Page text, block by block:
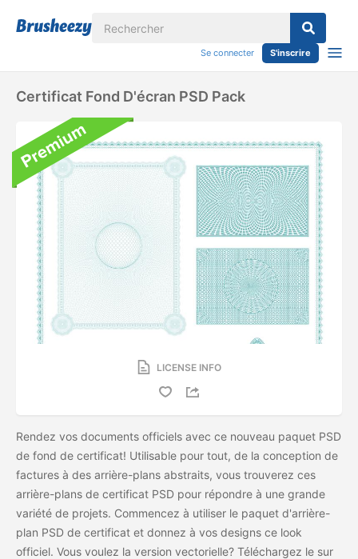
Se connecter S'inscrire
Certificat Fond D'écran PSD Pack
LICENSE INFO
Rendez vos documents officiels avec ce nouveau paquet PSD
de fond de certificat! Utilisable pour tout, de la conception de
factures à des arrière-plans abstraits, vous trouverez ces
arrière-plans de certificat PSD pour répondre à une grande
variété de projets. Commencez à utiliser le paquet d'arrière-
plan PSD de certificat et donnez à vos designs ce look
officiel. Vous voulez la version vectorielle? Téléchargez le sur